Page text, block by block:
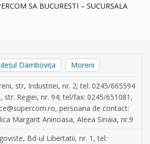
SA BUCURESTI – SUCURSALA
Dambovița Moreni
str, Industriei, nr. 2; tel: 0245/665594
str. Regiei, nr. 94; tel/fax: 0245/651081,
, persoana de contact:
Margarit Aninoasa, Aleea Sinaia, nr.9
Bd-ul Libertatii, nr. 1, tel: